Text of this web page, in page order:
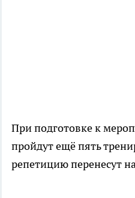
При подготовке к
пройдут ещё пять
репетицию перенесут